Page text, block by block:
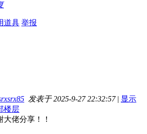
道具 举报
发表于 2025-9-27 22:32:57 | 显示
楼层
大佬分享！！